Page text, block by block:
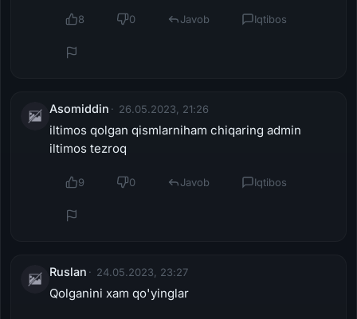
8 0 Javob Iqtibos
Asomiddin 26.05.2023, 21:26
iltimos qolgan qismlarniham chiqaring admin
iltimos tezroq
9 0 Javob Iqtibos
Ruslan 24.05.2023, 23:27
Qolganini xam qo'yinglar